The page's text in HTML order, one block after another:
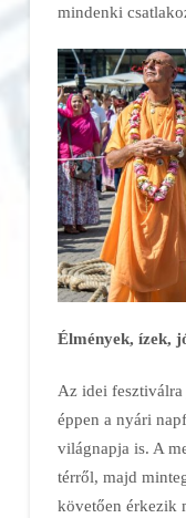
mindenki
Élmények, ízek,
Az idei
éppen a nyári
világnapja is. A
térről, majd
követően érkezik